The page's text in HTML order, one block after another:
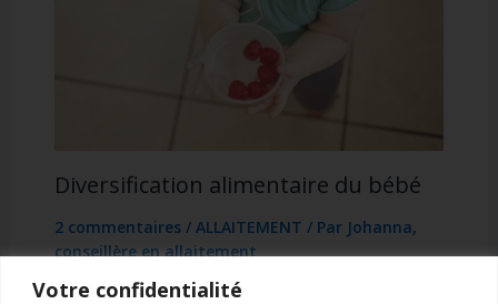
Votre confidentialité
Diversification alimentaire du bébé
2 commentaires / ALLAITEMENT / Par Johanna,
conseillère en allaitement